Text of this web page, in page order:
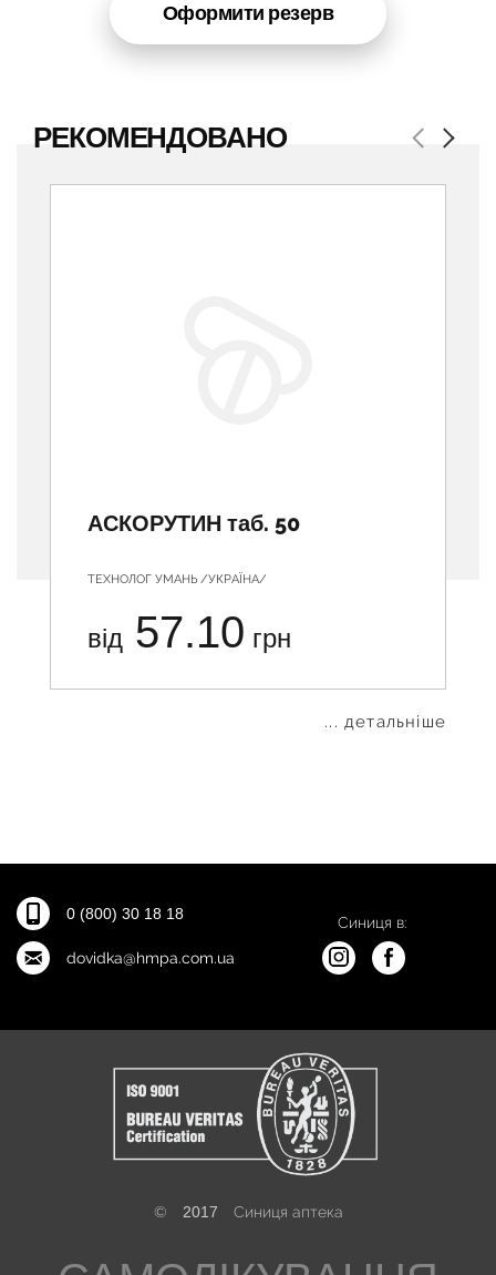
Оформити резерв
РЕКОМЕНДОВАНО Previous
АСКОРУТИН таб. 50
ТЕХНОЛОГ УМАНЬ /УКРАЇНА/
від 57.10 грн
... детальніше
Next
0 (800) 30 18 18
dovidka@hmpa.com.ua
Синиця в:
© 2017 Синиця аптека